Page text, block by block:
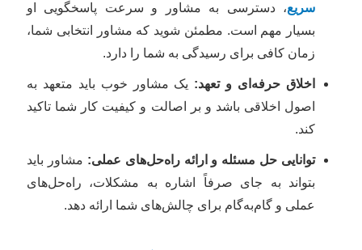
سریع، دسترسی به مشاور و سرعت پاسخگویی او
بسیار مهم است. مطمئن شوید که مشاور انتخابی شما،
زمان کافی برای رسیدگی به شما را دارد.
اخلاق حرفه‌ای و تعهد:یک مشاور خوب باید متعهد به
اصول اخلاقی باشد و بر اصالت و کیفیت کار شما تاکید
توانایی حل مسئله و ارائه راه‌حل‌های عملی:مشاور باید
بتواند به جای صرفاً اشاره به مشکلات، راه‌حل‌های
عملی و گام‌به‌گام برای چالش‌های شما ارائه دهد.